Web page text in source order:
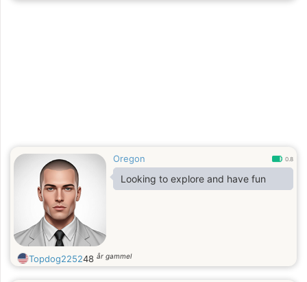
Oregon 0.8
Looking to explore and have fun
Topdog225248 år gammel